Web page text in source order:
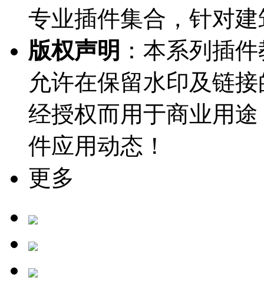
专业插件集合，针对
版权声明 ：本系列插
允许在保留水印及链
经授权而用于商业用
件应用动态！
更多